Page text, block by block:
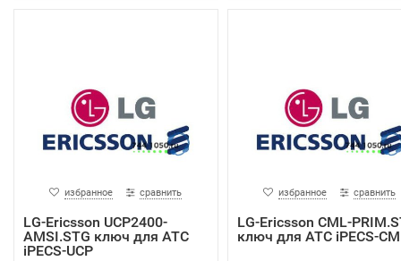
избранное сравнить
LG-Ericsson UCP2400-
AMSI.STG ключ для АТС
iPECS-UCP
избранное сравнить
LG-Ericsson CML-
ключ для АТС iPECS-CM